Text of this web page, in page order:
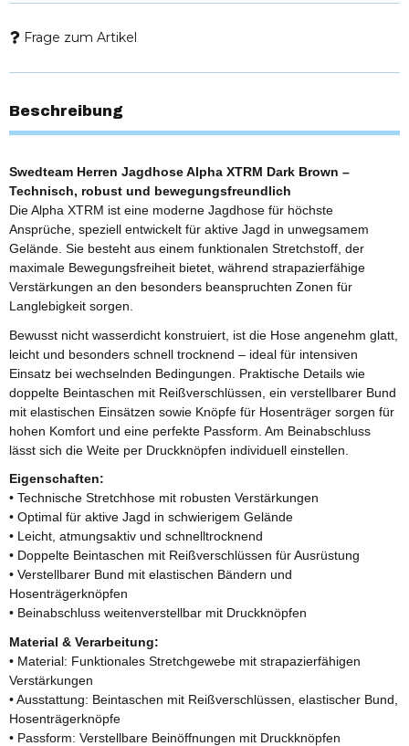
Frage zum Artikel
Beschreibung
Swedteam Herren Jagdhose Alpha XTRM Dark Brown –
Technisch, robust und bewegungsfreundlich
Die Alpha XTRM ist eine moderne Jagdhose für höchste
Ansprüche, speziell entwickelt für aktive Jagd in unwegsamem
Gelände. Sie besteht aus einem funktionalen Stretchstoff, der
maximale Bewegungsfreiheit bietet, während strapazierfähige
Verstärkungen an den besonders beanspruchten Zonen für
Langlebigkeit sorgen.
Bewusst nicht wasserdicht konstruiert, ist die Hose angenehm glatt,
leicht und besonders schnell trocknend – ideal für intensiven
Einsatz bei wechselnden Bedingungen. Praktische Details wie
doppelte Beintaschen mit Reißverschlüssen, ein verstellbarer Bund
mit elastischen Einsätzen sowie Knöpfe für Hosenträger sorgen für
hohen Komfort und eine perfekte Passform. Am Beinabschluss
lässt sich die Weite per Druckknöpfen individuell einstellen.
Eigenschaften:
• Technische Stretchhose mit robusten Verstärkungen
• Optimal für aktive Jagd in schwierigem Gelände
• Leicht, atmungsaktiv und schnelltrocknend
• Doppelte Beintaschen mit Reißverschlüssen für Ausrüstung
• Verstellbarer Bund mit elastischen Bändern und
Hosenträgerknöpfen
• Beinabschluss weitenverstellbar mit Druckknöpfen
Material & Verarbeitung:
• Material: Funktionales Stretchgewebe mit strapazierfähigen
Verstärkungen
• Ausstattung: Beintaschen mit Reißverschlüssen, elastischer Bund,
Hosenträgerknöpfe
• Passform: Verstellbare Beinöffnungen mit Druckknöpfen